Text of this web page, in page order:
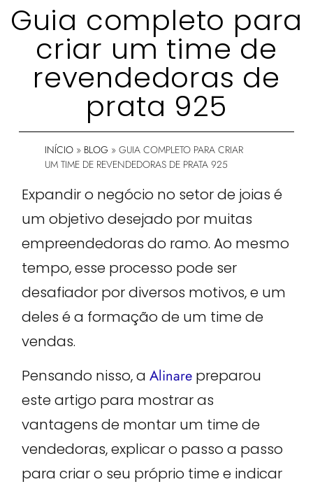
Guia completo para
criar um time de
revendedoras de
prata 925
INÍCIO » BLOG » GUIA COMPLETO PARA CRIAR
UM TIME DE REVENDEDORAS DE PRATA 925
Expandir o negócio no setor de joias é
um objetivo desejado por muitas
empreendedoras do ramo. Ao mesmo
tempo, esse processo pode ser
desafiador por diversos motivos, e um
deles é a formação de um time de
vendas.
Pensando nisso, aAlinare preparou
este artigo para mostrar as
vantagens de montar um time de
vendedoras, explicar o passo a passo
para criar o seu próprio time e indicar